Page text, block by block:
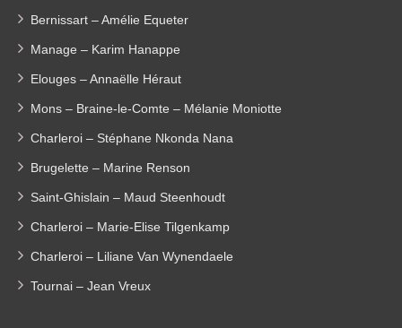
Bernissart – Amélie Equeter
Manage – Karim Hanappe
Elouges – Annaëlle Héraut
Mons – Braine-le-Comte – Mélanie Moniotte
Charleroi – Stéphane Nkonda Nana
Brugelette – Marine Renson
Saint-Ghislain – Maud Steenhoudt
Charleroi – Marie-Elise Tilgenkamp
Charleroi – Liliane Van Wynendaele
Tournai – Jean Vreux